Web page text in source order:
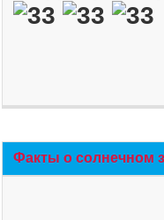
Факты о солнечном